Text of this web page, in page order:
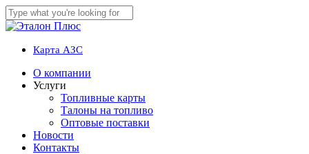
Skip
to
content
Close
Карта АЗС
account
Menu
О компании
Услуги
Топливные карты
Талоны на топливо
Оптовые поставки
Новости
Контакты